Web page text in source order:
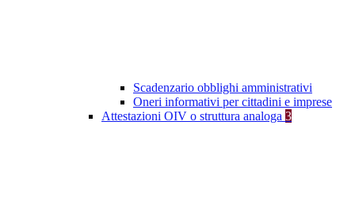
Scadenzario obblighi amministrativi
Oneri informativi per cittadini e imprese
Attestazioni OIV o struttura analoga 3